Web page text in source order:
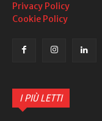
Privacy Policy
Cookie Policy
I PIÙ LETTI